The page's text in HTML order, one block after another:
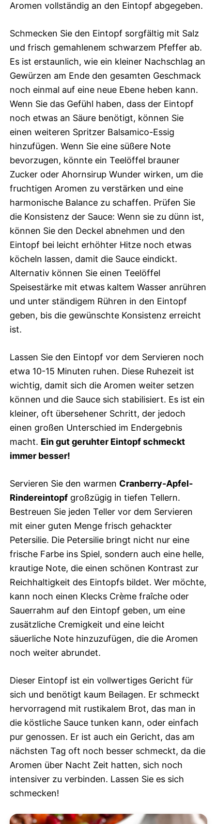
Aromen vollständig an den Eintopf abgegeben.
Schmecken Sie den Eintopf sorgfältig mit Salz
und frisch gemahlenem schwarzem Pfeffer ab.
Es ist erstaunlich, wie ein kleiner Nachschlag an
Gewürzen am Ende den gesamten Geschmack
noch einmal auf eine neue Ebene heben kann.
Wenn Sie das Gefühl haben, dass der Eintopf
noch etwas an Säure benötigt, können Sie
einen weiteren Spritzer Balsamico-Essig
hinzufügen. Wenn Sie eine süßere Note
bevorzugen, könnte ein Teelöffel brauner
Zucker oder Ahornsirup Wunder wirken, um die
fruchtigen Aromen zu verstärken und eine
harmonische Balance zu schaffen. Prüfen Sie
die Konsistenz der Sauce: Wenn sie zu dünn ist,
können Sie den Deckel abnehmen und den
Eintopf bei leicht erhöhter Hitze noch etwas
köcheln lassen, damit die Sauce eindickt.
Alternativ können Sie einen Teelöffel
Speisestärke mit etwas kaltem Wasser anrühren
und unter ständigem Rühren in den Eintopf
geben, bis die gewünschte Konsistenz erreicht
ist.
Lassen Sie den Eintopf vor dem Servieren noch
etwa 10-15 Minuten ruhen. Diese Ruhezeit ist
wichtig, damit sich die Aromen weiter setzen
können und die Sauce sich stabilisiert. Es ist ein
kleiner, oft übersehener Schritt, der jedoch
einen großen Unterschied im Endergebnis
macht. Ein gut geruhter Eintopf schmeckt
immer besser!
Servieren Sie den warmen Cranberry-Apfel-
Rindereintopf großzügig in tiefen Tellern.
Bestreuen Sie jeden Teller vor dem Servieren
mit einer guten Menge frisch gehackter
Petersilie. Die Petersilie bringt nicht nur eine
frische Farbe ins Spiel, sondern auch eine helle,
krautige Note, die einen schönen Kontrast zur
Reichhaltigkeit des Eintopfs bildet. Wer möchte,
kann noch einen Klecks Crème fraîche oder
Sauerrahm auf den Eintopf geben, um eine
zusätzliche Cremigkeit und eine leicht
säuerliche Note hinzuzufügen, die die Aromen
noch weiter abrundet.
Dieser Eintopf ist ein vollwertiges Gericht für
sich und benötigt kaum Beilagen. Er schmeckt
hervorragend mit rustikalem Brot, das man in
die köstliche Sauce tunken kann, oder einfach
pur genossen. Er ist auch ein Gericht, das am
nächsten Tag oft noch besser schmeckt, da die
Aromen über Nacht Zeit hatten, sich noch
intensiver zu verbinden. Lassen Sie es sich
schmecken!